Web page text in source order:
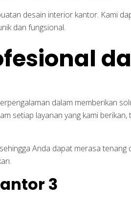
desain interior kantor. Kami
dan fungsional.
dalam memberikan
setiap layanan yang kami
Anda dapat merasa tenang